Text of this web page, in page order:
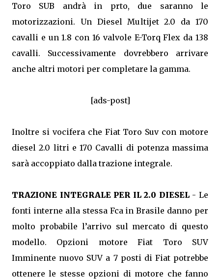
Toro SUB andrà in prto, due saranno le
motorizzazioni. Un Diesel Multijet 2.0 da 170
cavalli e un 1.8 con 16 valvole E-Torq Flex da 138
cavalli. Successivamente dovrebbero arrivare
anche altri motori per completare la gamma.
[ads-post]
Inoltre si vocifera che Fiat Toro Suv con motore
diesel 2.0 litri e 170 Cavalli di potenza massima
sarà accoppiato dalla trazione integrale.
TRAZIONE INTEGRALE PER IL 2.0 DIESEL- Le
fonti interne alla stessa Fca in Brasile danno per
molto probabile l’arrivo sul mercato di questo
modello. Opzioni motore Fiat Toro SUV
Imminente nuovo SUV a 7 posti di Fiat potrebbe
ottenere le stesse opzioni di motore che fanno